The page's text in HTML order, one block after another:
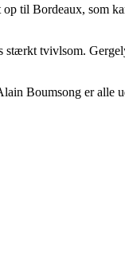
til Bordeaux, som
stærkt tvivlsom.
Boumsong er alle